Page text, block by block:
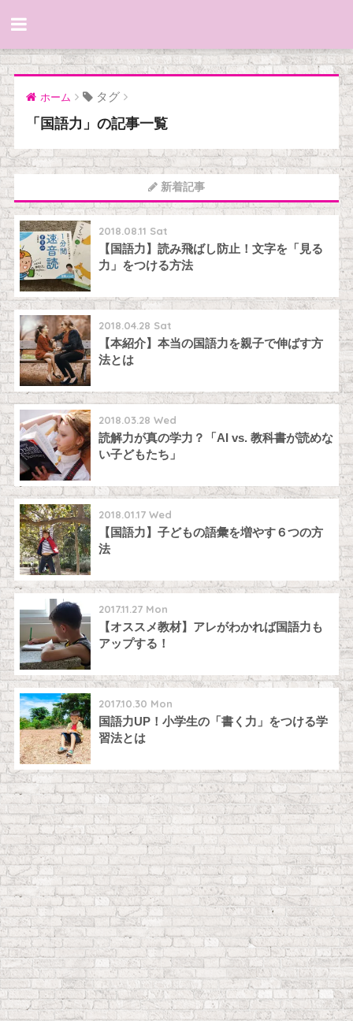
ホーム タグ
「国語力」の記事一覧
新着記事
2018.08.11 Sat
【国語力】読み飛ばし防止！文字を「見る
力」をつける方法
2018.04.28 Sat
【本紹介】本当の国語力を親子で伸ばす方
法とは
2018.03.28 Wed
読解力が真の学力？「AI vs. 教科書が読めな
い子どもたち」
2018.01.17 Wed
【国語力】子どもの語彙を増やす６つの方
法
2017.11.27 Mon
【オススメ教材】アレがわかれば国語力も
アップする！
2017.10.30 Mon
国語力UP！小学生の「書く力」をつける学
習法とは